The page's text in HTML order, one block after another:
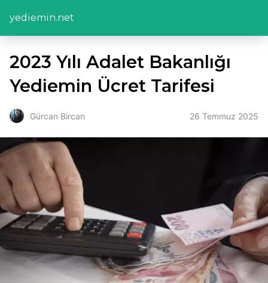
yediemin.net
2023 Yılı Adalet Bakanlığı
Yediemin Ücret Tarifesi
Gürcan Bircan 26 Temmuz 2025